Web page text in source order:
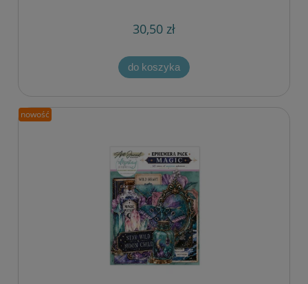
30,50 zł
do koszyka
nowość